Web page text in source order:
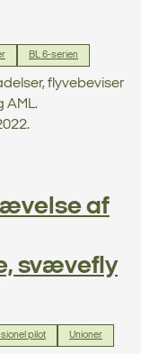
BL 6-serien
flyvebeviser
AML.
af
svævefly
pilot Unioner